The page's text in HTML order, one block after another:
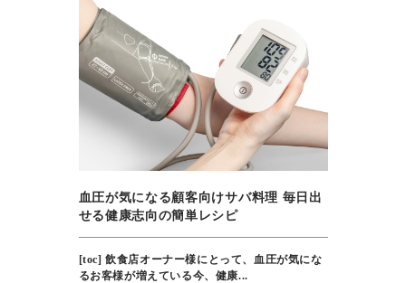
血圧が気になる顧客向けサバ料理 毎日出
せる健康志向の簡単レシピ
[toc] 飲食店オーナー様にとって、血圧が気にな
るお客様が増えている今、健康...